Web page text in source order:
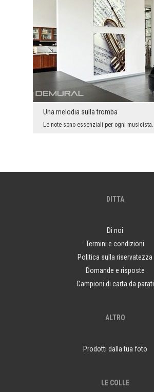
Una melodia sulla tromba
DITTA
Di noi
Termini e condizioni
Politica sulla riservatezza
Domande e risposte
Campioni di carta da parati
ALTRO
Prodotti dalla tua foto
LE COLLE